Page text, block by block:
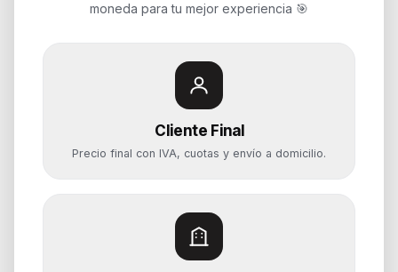
moneda para tu mejor experiencia 🎯
Cliente Final
Precio final con IVA, cuotas y envío a domicilio.
Categorías
Notebooks
Computadoras y PCs
Componentes
Almacenamiento
Monitores y Pantallas